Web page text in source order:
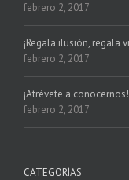
febrero 2, 2017
¡Regala ilusión, regala
febrero 2, 2017
¡Atrévete a conocernos!
febrero 2, 2017
CATEGORÍAS